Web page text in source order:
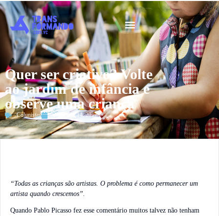
Quer ser criativo? Volte
ao jardim de infância e
observe uma criança
Colunistas dezembro 14, 2017
“Todas as crianças são artistas. O problema é como permanecer um
artista quando crescemos”.
Quando Pablo Picasso fez esse comentário muitos talvez não tenham